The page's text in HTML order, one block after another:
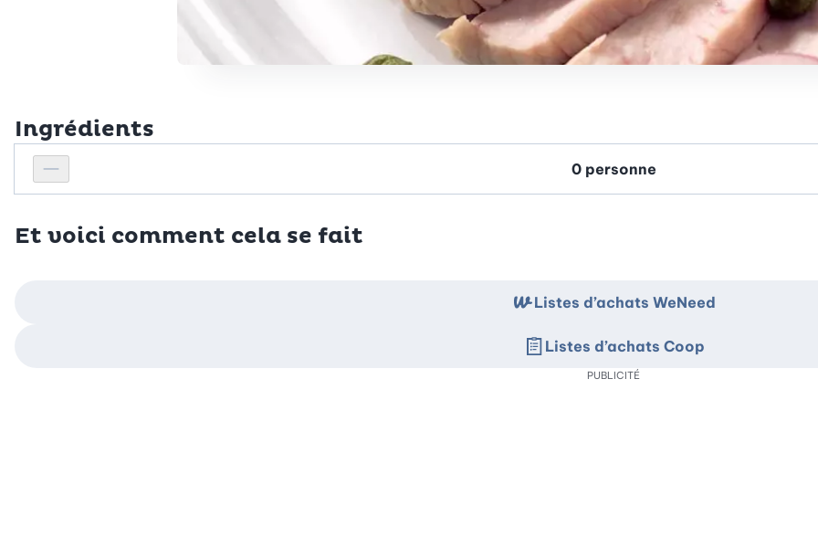
Ingrédients
Réduire le nombre de personnes
Personnes
Et voici comment cela se fait
Listes d’achats WeNeed
Listes d’achats Coop
PUBLICITÉ